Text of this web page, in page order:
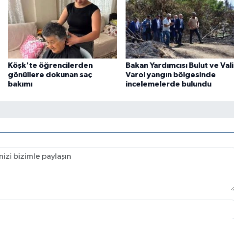
Köşk'te öğrencilerden
gönüllere dokunan saç
bakımı
Bakan Yardımcısı Bulut ve Vali
Varol yangın bölgesinde
incelemelerde bulundu